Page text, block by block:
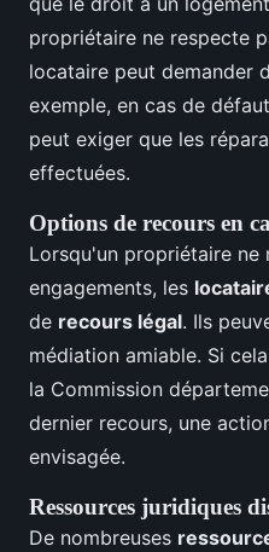
propriétaire ne respecte
locataire peut demander
exemple, en cas de
peut exiger que les
effectuées.
Options de recours en
Lorsqu'un propriétaire ne
engagements, les
de recours légal. Ils
médiation amiable. Si
la Commission
dernier recours, une
envisagée.
Ressources juridiques
De nombreuses